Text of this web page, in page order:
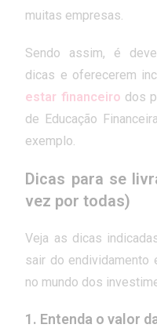
muitas empresas.
Sendo assim, é
dicas e oferecerem
estar financeiro dos
de Educação
exemplo.
Dicas para se
vez por todas)
Veja as dicas
sair do endividamento
no mundo dos
1. Entenda o valor